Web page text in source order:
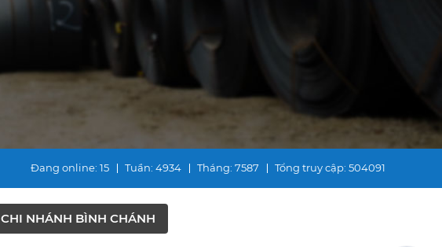
Đang online: 15 Tuần: 4934 Tháng: 7587 Tổng truy cập: 504091
CHI NHÁNH BÌNH CHÁNH